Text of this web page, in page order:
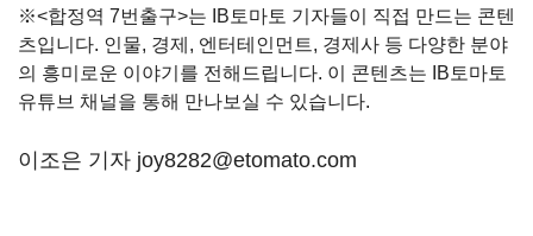
※<합정역 7번출구>는 IB토마토 기자들이 직접 만드는 콘텐
츠입니다. 인물, 경제, 엔터테인먼트, 경제사 등 다양한 분야
의 흥미로운 이야기를 전해드립니다. 이 콘텐츠는 IB토마토
유튜브 채널을 통해 만나보실 수 있습니다.
이조은 기자 joy8282@etomato.com